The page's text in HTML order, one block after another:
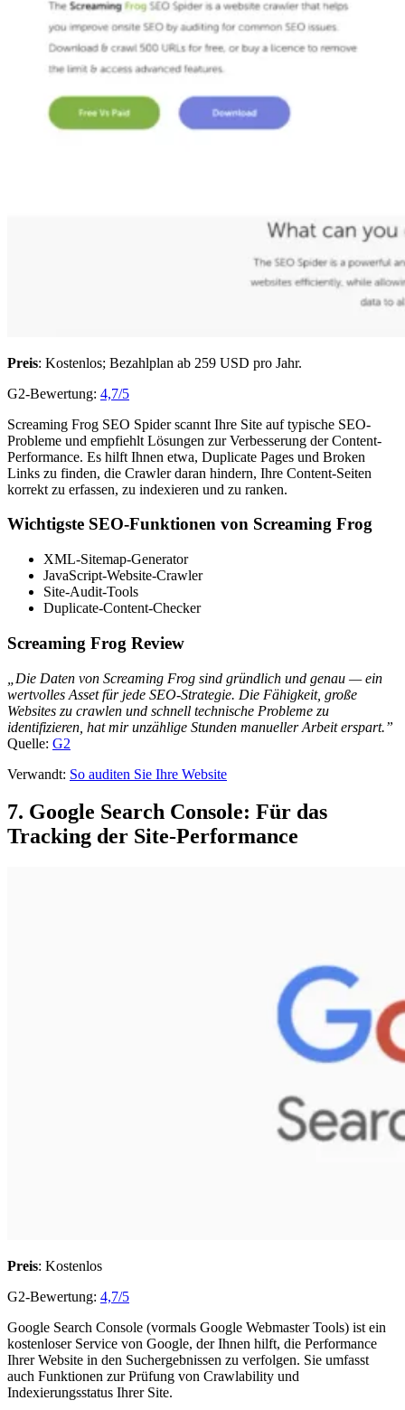
Preis: Kostenlos; Bezahlplan ab 259 USD pro Jahr.
G2-Bewertung: 4,7/5
Screaming Frog SEO Spider scannt Ihre Site auf typische SEO-
Probleme und empfiehlt Lösungen zur Verbesserung der Content-
Performance. Es hilft Ihnen etwa, Duplicate Pages und Broken
Links zu finden, die Crawler daran hindern, Ihre Content-Seiten
korrekt zu erfassen, zu indexieren und zu ranken.
Wichtigste SEO-Funktionen von Screaming Frog
XML-Sitemap-Generator
JavaScript-Website-Crawler
Site-Audit-Tools
Duplicate-Content-Checker
Screaming Frog Review
„Die Daten von Screaming Frog sind gründlich und genau — ein
wertvolles Asset für jede SEO-Strategie. Die Fähigkeit, große
Websites zu crawlen und schnell technische Probleme zu
identifizieren, hat mir unzählige Stunden manueller Arbeit erspart.”
Quelle: G2
Verwandt: So auditen Sie Ihre Website
7. Google Search Console: Für das
Tracking der Site-Performance
Preis: Kostenlos
G2-Bewertung: 4,7/5
Google Search Console (vormals Google Webmaster Tools) ist ein
kostenloser Service von Google, der Ihnen hilft, die Performance
Ihrer Website in den Suchergebnissen zu verfolgen. Sie umfasst
auch Funktionen zur Prüfung von Crawlability und
Indexierungsstatus Ihrer Site.